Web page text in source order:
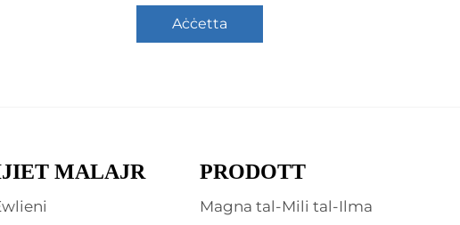
Aċċetta
MALAJR PRODOTT
Magna tal-Mili tal-Ilma